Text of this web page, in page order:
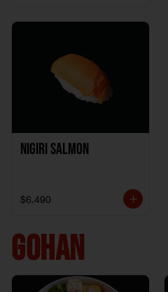
Nigiri Salmon
$6.490
GOHAN